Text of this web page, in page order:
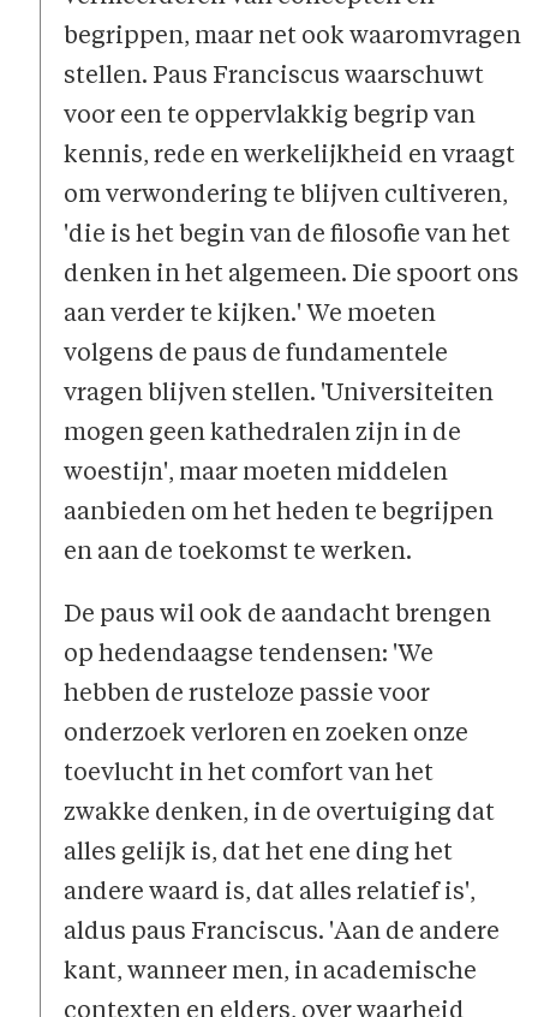
begrippen, maar net ook waaromvragen
stellen. Paus Franciscus waarschuwt
voor een te oppervlakkig begrip van
kennis, rede en werkelijkheid en vraagt
om verwondering te blijven cultiveren,
'die is het begin van de filosofie van het
denken in het algemeen. Die spoort ons
aan verder te kijken.' We moeten
volgens de paus de fundamentele
vragen blijven stellen. 'Universiteiten
mogen geen kathedralen zijn in de
woestijn', maar moeten middelen
aanbieden om het heden te begrijpen
en aan de toekomst te werken.
De paus wil ook de aandacht brengen
op hedendaagse tendensen: 'We
hebben de rusteloze passie voor
onderzoek verloren en zoeken onze
toevlucht in het comfort van het
zwakke denken, in de overtuiging dat
alles gelijk is, dat het ene ding het
andere waard is, dat alles relatief is',
aldus paus Franciscus. 'Aan de andere
kant, wanneer men, in academische